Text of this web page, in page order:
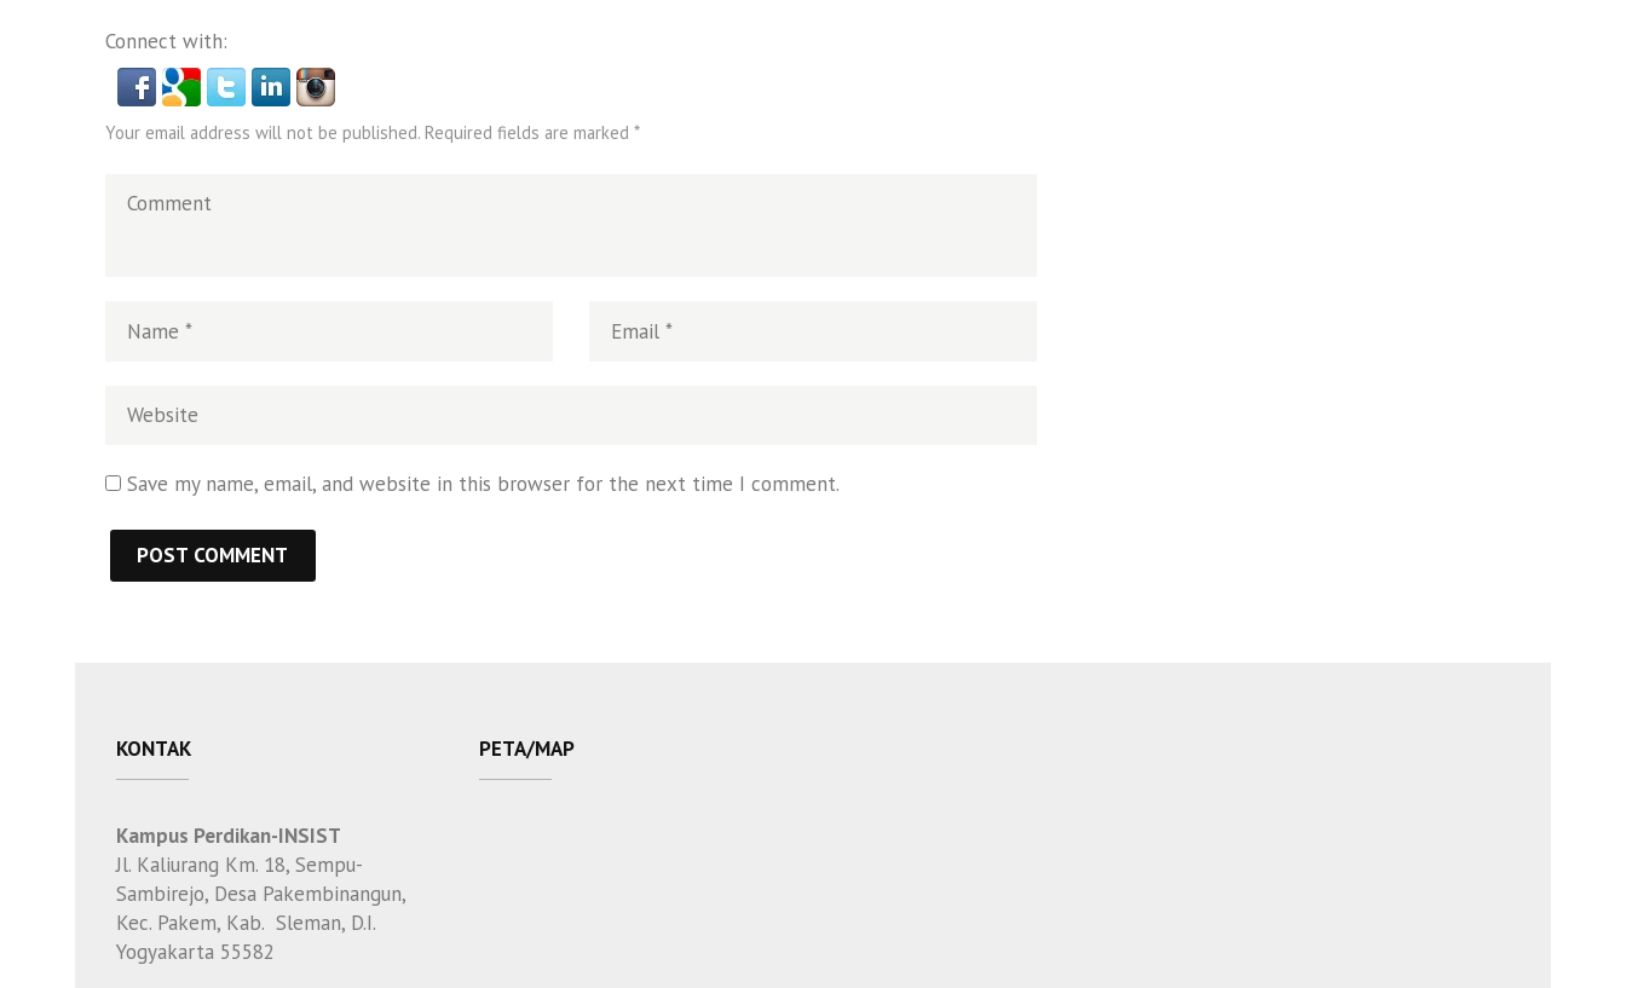
Connect with:
Your email address will not be published. Required fields are marked *
Save my name, email, and website in this browser for the next time I comment.
KONTAK
Kampus Perdikan-INSIST
Jl. Kaliurang Km. 18, Sempu-
Sambirejo, Desa Pakembinangun,
Kec. Pakem, Kab. Sleman, D.I.
Yogyakarta 55582
PETA/MAP